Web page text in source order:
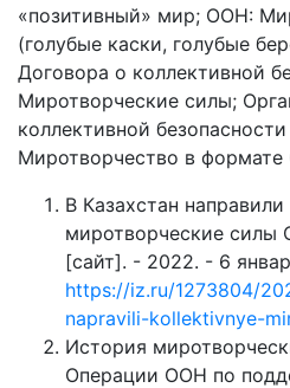
«позитивный» мир; ООН:
(голубые каски, голубые
Договора о коллективной
Миротворческие силы;
коллективной
Миротворчество в
В Казахстан
миротворческие силы
[сайт]. - 2022. - 6
https://iz.ru/1273804/
napravili-kollektivnye-
История
Операции ООН по